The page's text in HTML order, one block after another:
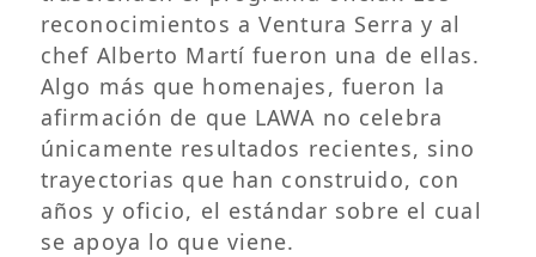
reconocimientos a Ventura Serra y al
chef Alberto Martí fueron una de ellas.
Algo más que homenajes, fueron la
afirmación de que LAWA no celebra
únicamente resultados recientes, sino
trayectorias que han construido, con
años y oficio, el estándar sobre el cual
se apoya lo que viene.